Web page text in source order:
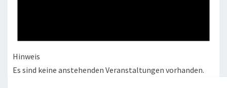
Hinweis
Es sind keine anstehenden Veranstaltungen vorhanden.